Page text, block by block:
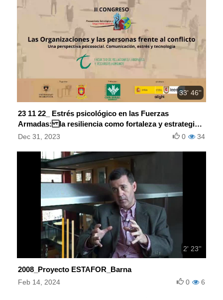
33' 46''
23 11 22_ Estrés psicológico en las Fuerzas
Armadas: la resiliencia como fortaleza y estrategia
de recuperación
Dec 31, 2023 34
0
2' 23''
2008_Proyecto ESTAFOR_Barna
Feb 14, 2024 6
0